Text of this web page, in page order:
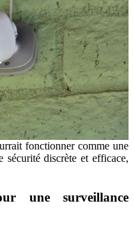
fonctionner comme une
sécurité discrète et efficace,
une surveillance